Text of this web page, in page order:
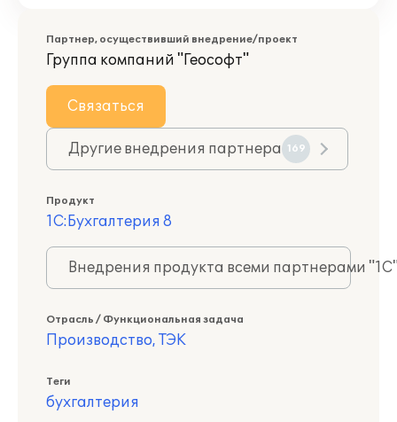
Партнер, осуществивший внедрение/проект
Группа компаний "Геософт"
Связаться
Другие внедрения партнера 169
Продукт
1С:Бухгалтерия 8
Внедрения продукта всеми партнерами
Отрасль / Функциональная задача
Производство, ТЭК
Теги
бухгалтерия